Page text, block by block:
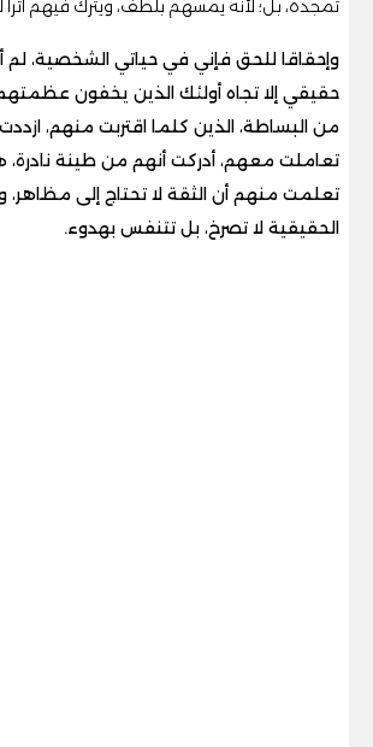
تمجده، بل؛ لأنه يمسهم بلطف، ويترك فيهم أثرا
وإحقاقا للحق فإني في حياتي الشخصية، لم
حقيقي إلا تجاه أولئك الذين يخفون
من البساطة، الذين كلما اقتربت منهم، ازددت
تعاملت معهم، أدركت أنهم من طينة نادرة،
تعلمت منهم أن الثقة لا تحتاج إلى مظاهر،
الحقيقية لا تصرخ، بل تتنفس بهدوء.